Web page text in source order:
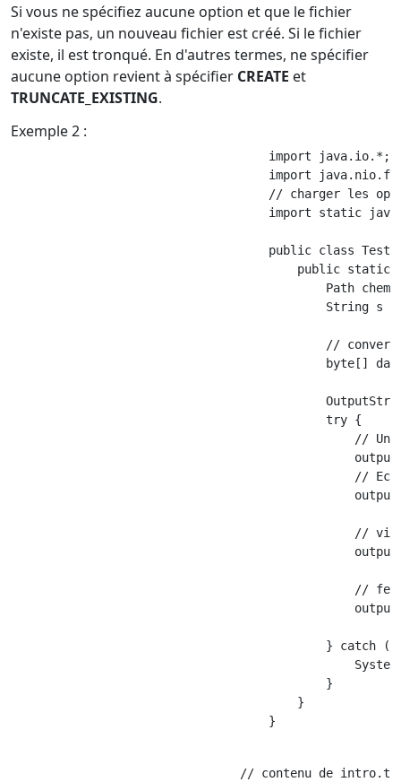
Si vous ne spécifiez aucune option et que le fichier
n'existe pas, un nouveau fichier est créé. Si le fichier
existe, il est tronqué. En d'autres termes, ne spécifier
aucune option revient à spécifier CREATE et
TRUNCATE_EXISTING.
Exemple 2 :
                                    import java.io.*;
import
// charger les
import static
public class Test
public static
Path
String s
//
byte[]
                                            try {
//
//
//
//
} catch
                                            }
                                        }
                                    }
// contenu de